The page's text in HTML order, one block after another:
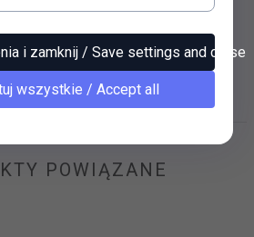
30 g/m
POWIĄZANE
Zapisz ustawienia i zamknij / Save settings and close
wszystkie / Accept all